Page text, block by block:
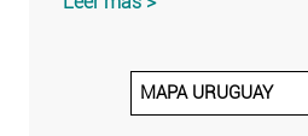
MAPA URUGUAY